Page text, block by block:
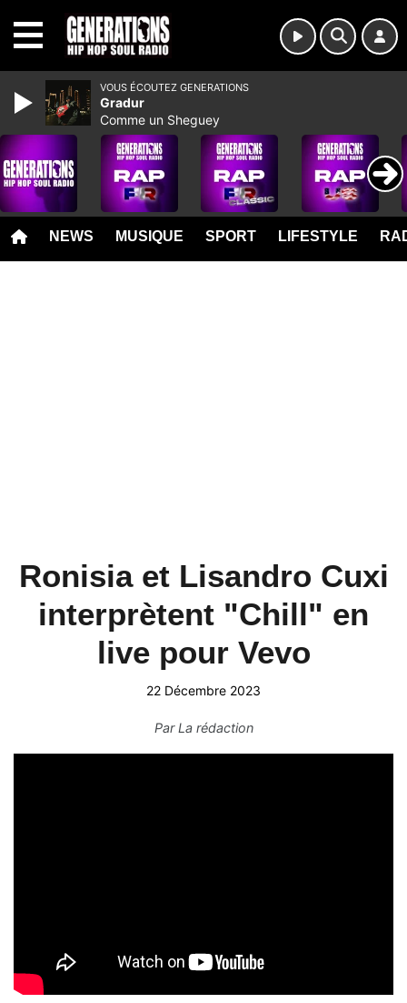
NEWS MUSIQUE SPORT LIFESTYLE
Ronisia et Lisandro Cuxi
interprètent "Chill" en
live pour Vevo
22 Décembre 2023
ParLa rédaction
VOUS ÉCOUTEZ GENERATIONS
Gradur
Comme un Sheguey